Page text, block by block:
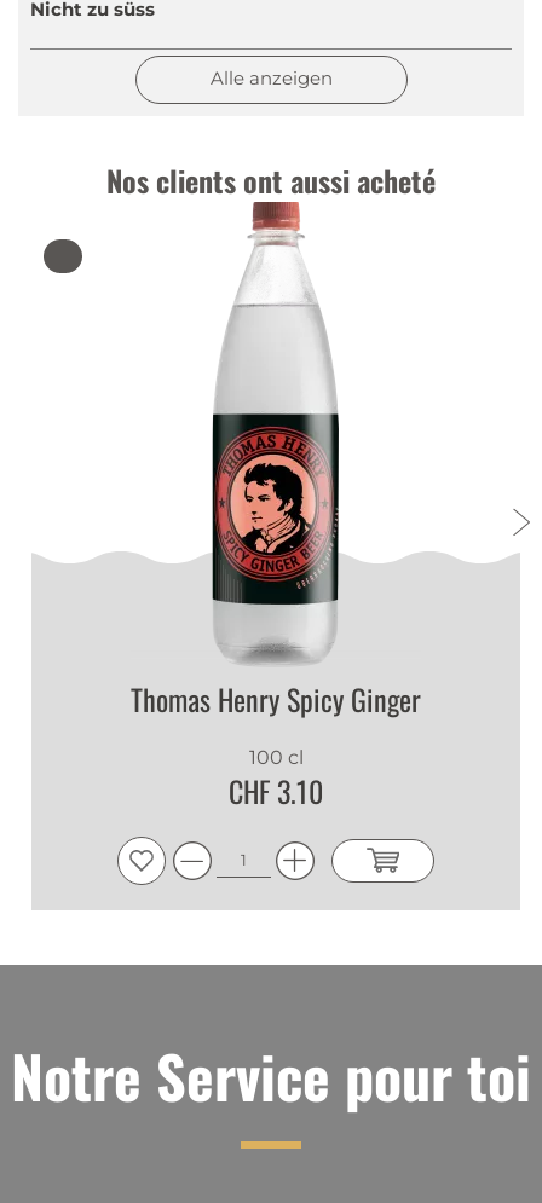
Nicht zu süss
Alle anzeigen
Nos clients ont aussi acheté
Thomas Henry Spicy Ginger
100 cl
CHF 3.10
Notre Service pour toi